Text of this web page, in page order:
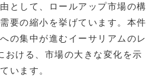
として、ロールアップ市場の構
要の縮小を挙げています。本件
の集中が進むイーサリアムのレ
おける、市場の大きな変化を示
います。